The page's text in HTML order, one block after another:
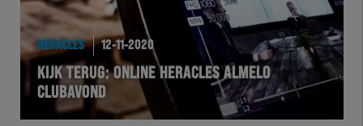
HERACLES 12-11-2020
KIJK TERUG: ONLINE HERACLES ALMELO
CLUBAVOND